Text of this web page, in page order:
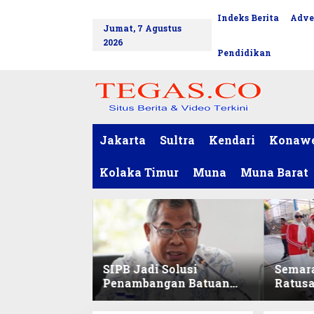
Jumat, 7 Agustus
2026
Indeks Berita
Pendidikan
Jakarta Sultra Kendari
Kolaka Timur Muna Muna Barat
SIPB Jadi Solusi
Penambangan Batuan
Komoditas ex-Golongan